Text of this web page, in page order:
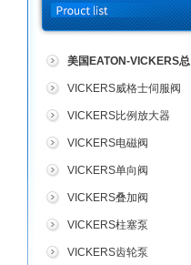
美国EATON-VICKERS总
代理
VICKERS威格士伺服阀
VICKERS比例放大器
VICKERS电磁阀
VICKERS单向阀
VICKERS叠加阀
VICKERS柱塞泵
VICKERS齿轮泵